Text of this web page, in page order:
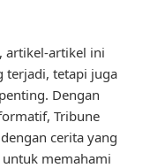
artikel-artikel ini
terjadi, tetapi juga
Dengan
Tribune
cerita yang
memahami